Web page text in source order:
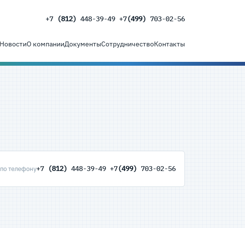
+7 (812) 448-39-49 +7(499) 703-02-56
НовостиО компанииДокументыСотрудничествоКонтакты
телефону+7 (812) 448-39-49 +7(499) 703-02-56